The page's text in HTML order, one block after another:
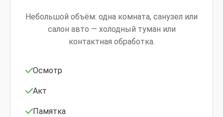
Небольшой объём: одна комната, санузел или
салон авто — холодный туман или
контактная обработка.
Осмотр
Акт
Памятка